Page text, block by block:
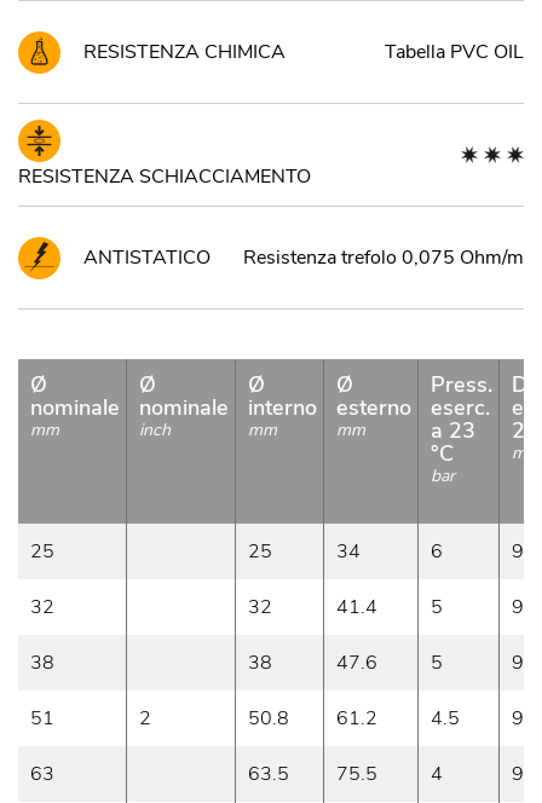
RESISTENZA CHIMICA Tabella PVC OIL
RESISTENZA SCHIACCIAMENTO
ANTISTATICO Resistenza trefolo 0,075 Ohm/m
Ø
nominale
mm
Ø
nominale
inch
Ø
interno
mm
Ø
esterno
mm
Press.
eserc.
a 23
°C
bar
23
m/
25 25 34 6 9
32 32 41.4 5 9
38 38 47.6 5 9
51 2 50.8 61.2 4.5 9
63 63.5 75.5 4 9